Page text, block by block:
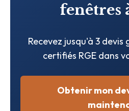
fenêtres
Recevez jusqu'à 3
certifiés RGE dans
Obtenir mon